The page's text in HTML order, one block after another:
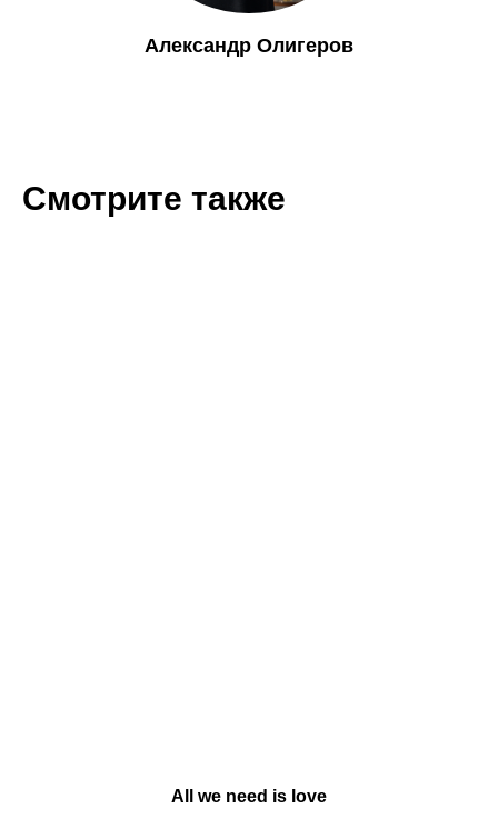
Александр Олигеров
Смотрите также
All we need is love